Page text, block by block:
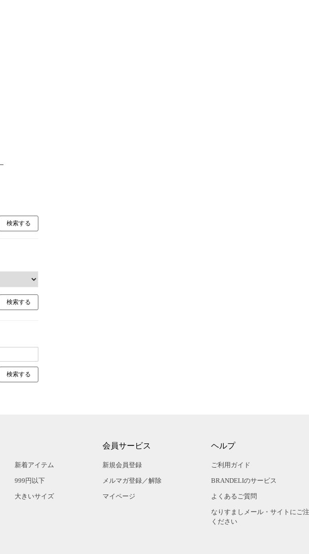
新着アイテム
999円以下
大きいサイズ
会員サービス
新規会員登録
メルマガ登録／解除
マイページ
ヘルプ
ご利用ガイド
BRANDELIのサービス
よくあるご質問
なりすましメール・サイトにご
ください